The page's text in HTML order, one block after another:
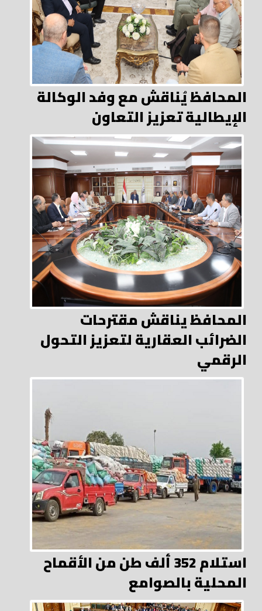
المحافظ يُناقش مع وفد الوكالة
الإيطالية تعزيز التعاون
المحافظ يناقش مقترحات
الضرائب العقارية لتعزيز التحول
الرقمي
استلام 352 ألف طن من الأقماح
المحلية بالصوامع